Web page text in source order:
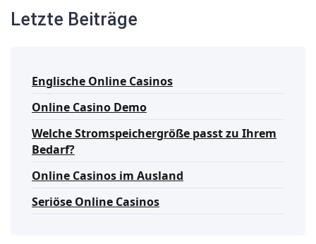
Letzte Beiträge
Englische Online Casinos
Online Casino Demo
Welche Stromspeichergröße passt zu Ihrem
Bedarf?
Online Casinos im Ausland
Seriöse Online Casinos